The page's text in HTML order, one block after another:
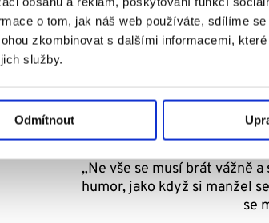
o tom, jak náš web používáte, sdílíme
zkombinovat s dalšími informacemi,
služby.
Odmítnout
zpět doma jsem byla během tří dnů.
i školku. O pár týdnů později se
o malý kousek lepší a třetí už se dala
stav mírné nevolnosti a velké
i mě.
„Ne vše se musí brát vážně
humor, jako když si manžel
se